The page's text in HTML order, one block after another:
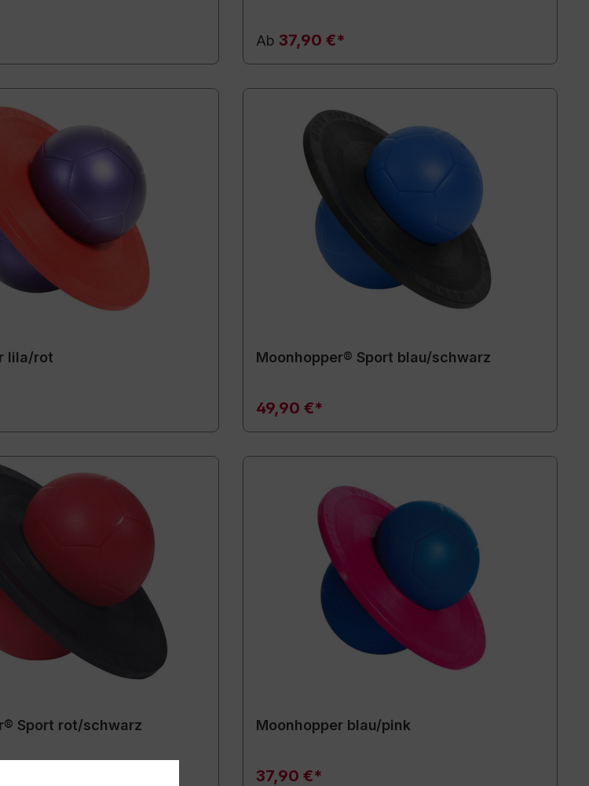
Ab 37,90 €*
lila/rot Moonhopper® Sport blau/schwarz
49,90 €*
Sport rot/schwarz Moonhopper blau/pink
37,90 €*